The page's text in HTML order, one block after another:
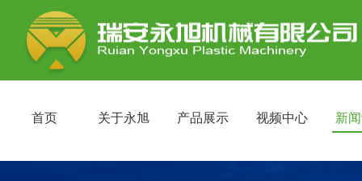
首页 关于永旭 产品展示 视频中心 新